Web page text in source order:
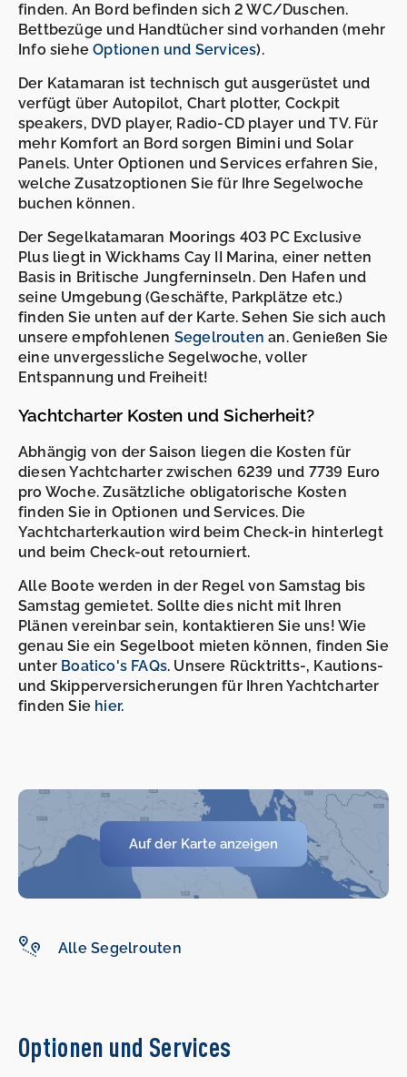
finden. An Bord befinden sich 2 WC/Duschen.
Bettbezüge und Handtücher sind vorhanden (mehr
Info sieheOptionen und Services).
Der Katamaran ist technisch gut ausgerüstet und
verfügt über Autopilot, Chart plotter, Cockpit
speakers, DVD player, Radio-CD player und TV. Für
mehr Komfort an Bord sorgen Bimini und Solar
Panels. Unter Optionen und Services erfahren Sie,
welche Zusatzoptionen Sie für Ihre Segelwoche
buchen können.
Der Segelkatamaran Moorings 403 PC Exclusive
Plus liegt in Wickhams Cay II Marina, einer netten
Basis in Britische Jungferninseln. Den Hafen und
seine Umgebung (Geschäfte, Parkplätze etc.)
finden Sie unten auf der Karte. Sehen Sie sich auch
unsere empfohlenen Segelrouten an. Genießen Sie
eine unvergessliche Segelwoche, voller
Entspannung und Freiheit!
Yachtcharter Kosten und Sicherheit?
Abhängig von der Saison liegen die Kosten für
diesen Yachtcharter zwischen 6239 und 7739 Euro
pro Woche. Zusätzliche obligatorische Kosten
finden Sie in Optionen und Services. Die
Yachtcharterkaution wird beim Check-in hinterlegt
und beim Check-out retourniert.
Alle Boote werden in der Regel von Samstag bis
Samstag gemietet. Sollte dies nicht mit Ihren
Plänen vereinbar sein, kontaktieren Sie uns! Wie
genau Sie ein Segelboot mieten können, finden Sie
unter Boatico's FAQs. Unsere Rücktritts-, Kautions-
und Skipperversicherungen für Ihren Yachtcharter
finden Sie hier.
Auf der Karte anzeigen
Alle Segelrouten
Optionen und Services